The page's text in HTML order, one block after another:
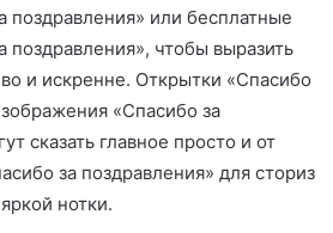
поздравления» или бесплатные
поздравления», чтобы выразить
и искренне. Открытки «Спасибо
«Спасибо за
сказать главное просто и от
за поздравления» для сториз
нотки.